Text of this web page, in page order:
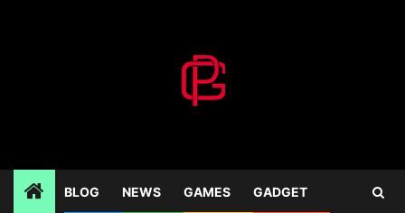
BLOG NEWS GAMES GADGET